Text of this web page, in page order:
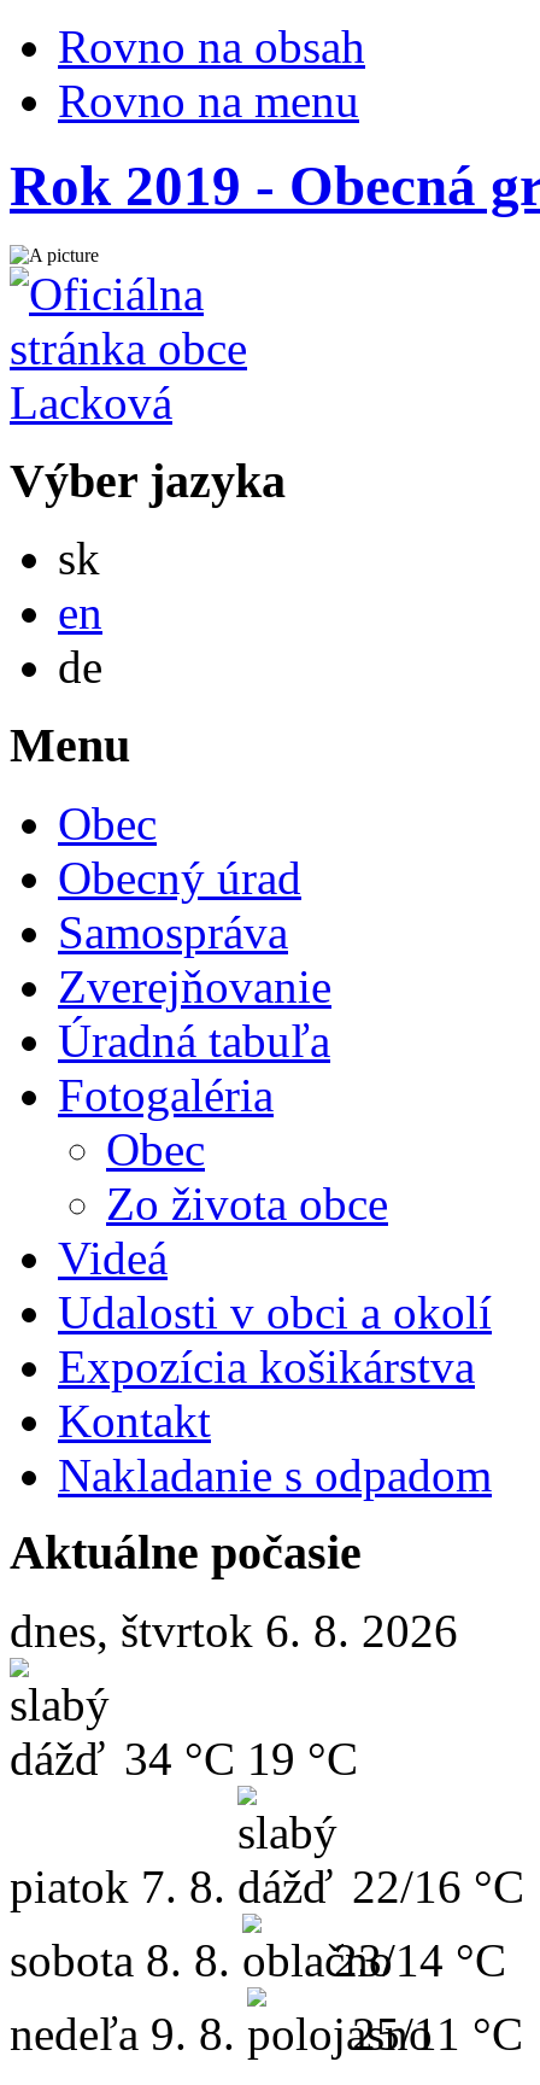
Rovno na obsah
Rovno na menu
Rok 2019 - Obecná
Výber jazyka
sk
en
de
Menu
Obec
Obecný úrad
Samospráva
Zverejňovanie
Úradná tabuľa
Fotogaléria
Obec
Zo života obce
Videá
Udalosti v obci a okolí
Expozícia košikárstva
Kontakt
Nakladanie s odpadom
Aktuálne počasie
dnes, štvrtok 6. 8. 2026
34 °C 19 °C
piatok 7. 8.
22/16 °C
sobota 8. 8.
23/14 °C
nedeľa 9. 8. 25/11 °C